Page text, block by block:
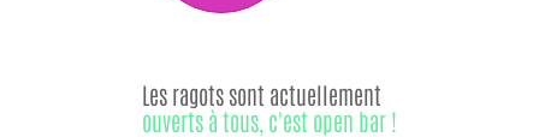
Les ragots sont actuellement
ouverts à tous, c'est open bar !